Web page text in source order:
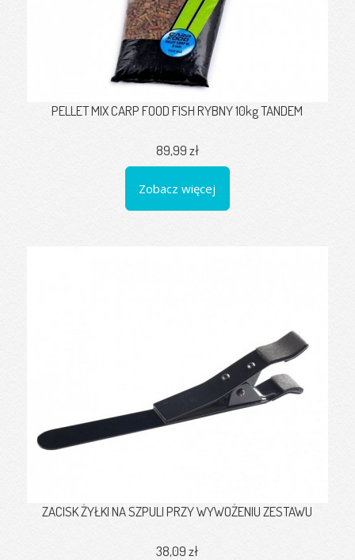
PELLET MIX CARP FOOD FISH RYBNY 10kg TANDEM
89,99 zł
Zobacz więcej
ZACISK ŻYŁKI NA SZPULI PRZY WYWOŻENIU ZESTAWU
38,09 zł